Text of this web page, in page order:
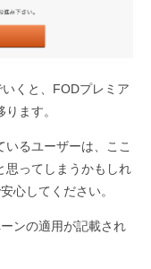
くと、FODプレミア
ます。
るユーザーは、ここ
思ってしまうかもしれ
心してください。
ンの適用が記載され